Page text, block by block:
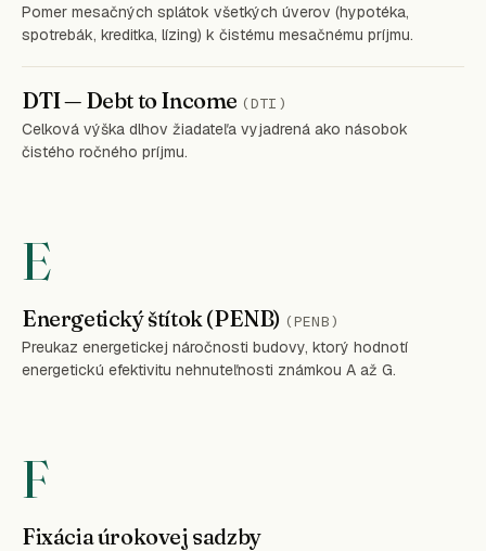
Pomer mesačných splátok všetkých úverov (hypotéka,
spotrebák, kreditka, lízing) k čistému mesačnému príjmu.
DTI — Debt to Income (DTI)
Celková výška dlhov žiadateľa vyjadrená ako násobok
čistého ročného príjmu.
E
Energetický štítok (PENB) (PENB)
Preukaz energetickej náročnosti budovy, ktorý hodnotí
energetickú efektivitu nehnuteľnosti známkou A až G.
F
Fixácia úrokovej sadzby